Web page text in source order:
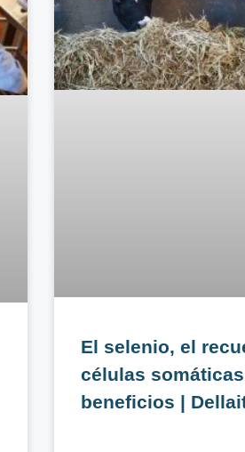
El selenio, el
células
beneficios |